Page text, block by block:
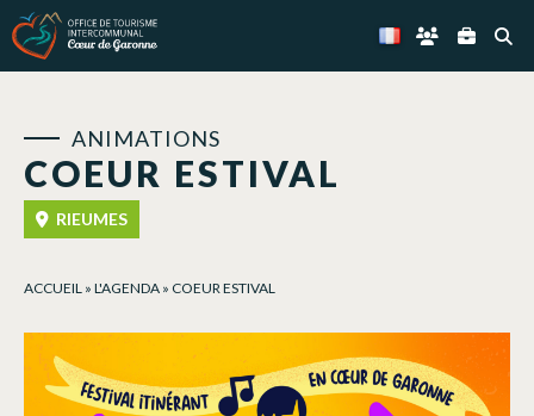
COEUR ESTIVAL
ANIMATIONS
RIEUMES
ACCUEIL » L'AGENDA » COEUR ESTIVAL
Panneau de gestion des cookies